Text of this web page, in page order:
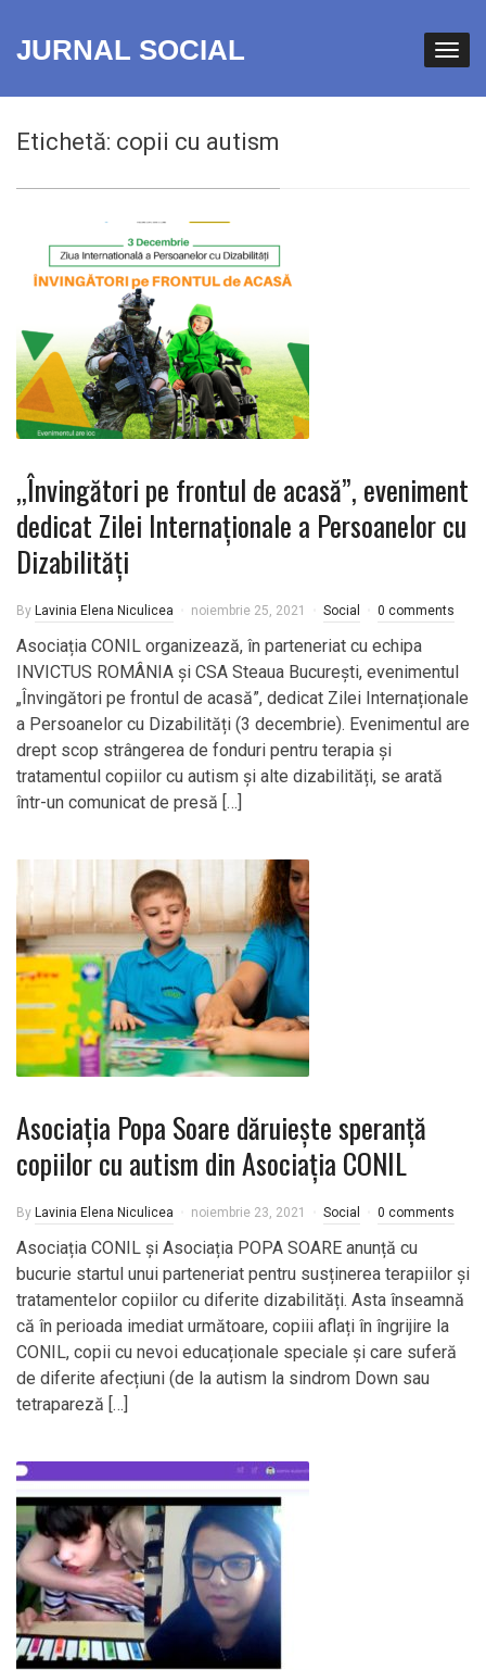
JURNAL SOCIAL
Etichetă: copii cu autism
,,Învingători pe frontul de acasă”, eveniment
dedicat Zilei Internaționale a Persoanelor cu
Dizabilități
By Lavinia Elena Niculicea noiembrie 25, 2021 Social 0 comments
Asociația CONIL organizează, în parteneriat cu echipa
INVICTUS ROMÂNIA și CSA Steaua București, evenimentul
„Învingători pe frontul de acasă”, dedicat Zilei Internaționale
a Persoanelor cu Dizabilități (3 decembrie). Evenimentul are
drept scop strângerea de fonduri pentru terapia și
tratamentul copiilor cu autism și alte dizabilități, se arată
într-un comunicat de presă […]
Asociația Popa Soare dăruiește speranță
copiilor cu autism din Asociația CONIL
By Lavinia Elena Niculicea noiembrie 23, 2021 Social 0 comments
Asociația CONIL și Asociația POPA SOARE anunță cu
bucurie startul unui parteneriat pentru susținerea terapiilor și
tratamentelor copiilor cu diferite dizabilități. Asta înseamnă
că în perioada imediat următoare, copiii aflați în îngrijire la
CONIL, copii cu nevoi educaționale speciale și care suferă
de diferite afecțiuni (de la autism la sindrom Down sau
tetrapareză […]